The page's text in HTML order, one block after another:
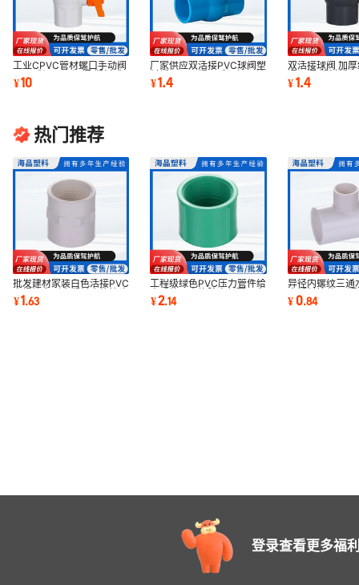
工业CPVC管材螺口手动阀
PVC球阀PVC阀门 塑料球
阀开关螺口给水管
¥10
厂家供应双活接PVC球阀塑
料插口平口螺口球阀加厚给
水用普通阀门
¥1.4
双活接球阀 加
通阀门 塑料插
双活接PVC球阀
¥1.4
热门推荐
批发建材家装白色活接PVC
内螺纹多形态塑料水管接头
配件管件厂家
¥1.63
工程级绿色PVC压力管件给
水系统用含橡胶密封圈厂家
批发供应销售
¥2.14
异径内螺纹三通
水塑料管件 三
管件水管配
¥0.84
登录查看更多福